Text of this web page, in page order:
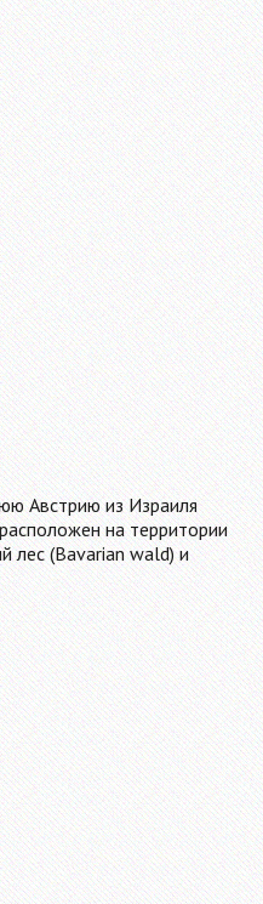
Австрию из Израиля
на территории
лес (Bavarian wald) и